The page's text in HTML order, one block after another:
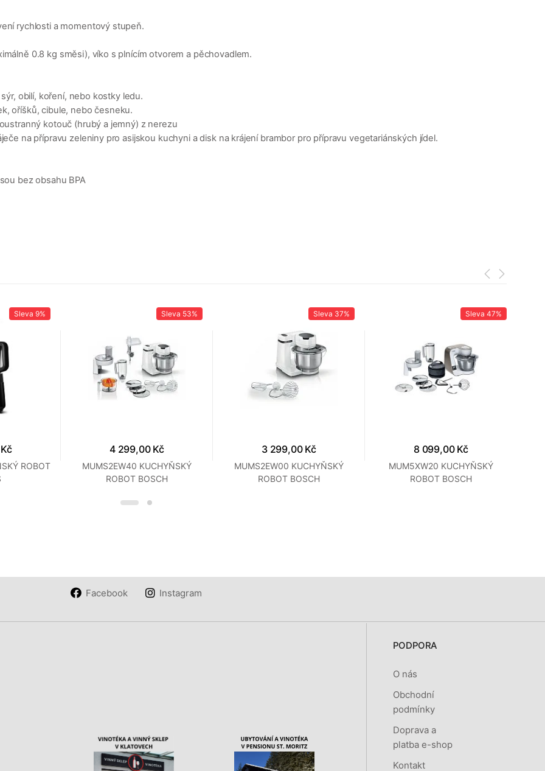
rychlosti a momentový stupeň.
0.8 kg směsi), víko s plnícím otvorem a pěchovadlem.
obilí, koření, nebo kostky ledu.
oříšků, cibule, nebo česneku.
kotouč (hrubý a jemný) z nerezu
na přípravu zeleniny pro asijskou kuchyni a disk na krájení brambor pro přípravu vegetariánských jídel.
bez obsahu BPA
Sleva 9%
ROBOT
Sleva 53%
4 299,00 Kč
MUMS2EW40 KUCHYŇSKÝ
ROBOT BOSCH
Sleva 37%
3 299,00 Kč
MUMS2EW00 KUCHYŇSKÝ
ROBOT BOSCH
Sleva 47%
8 099,00 Kč
MUM5XW20 KUCHYŇSKÝ
ROBOT BOSCH
Facebook Instagram
PODPORA
O nás
Obchodní
podmínky
Doprava a
platba e-shop
Kontakt